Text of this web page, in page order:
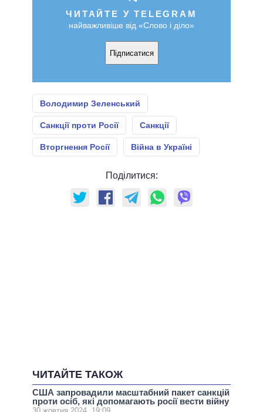
ЧИТАЙТЕ У TELEGRAM
найважливіше від «Слово і діло»
Підписатися
Володимир Зеленський
Санкції проти Росії Санкції
Вторгнення Росії Війна в Україні
Поділитися:
ЧИТАЙТЕ ТАКОЖ
США запровадили масштабний пакет санкцій
проти осіб, які допомагають росії вести війну